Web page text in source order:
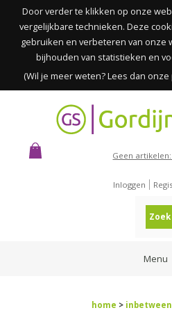
Door verder te klikken op onze
vergelijkbare technieken. Deze
gebruiken en verbeteren van onze
bijhouden van statistieken en
(Wil je meer weten? Lees dan onze
Geen artikelen:
Inloggen
Zoek
Menu
home >